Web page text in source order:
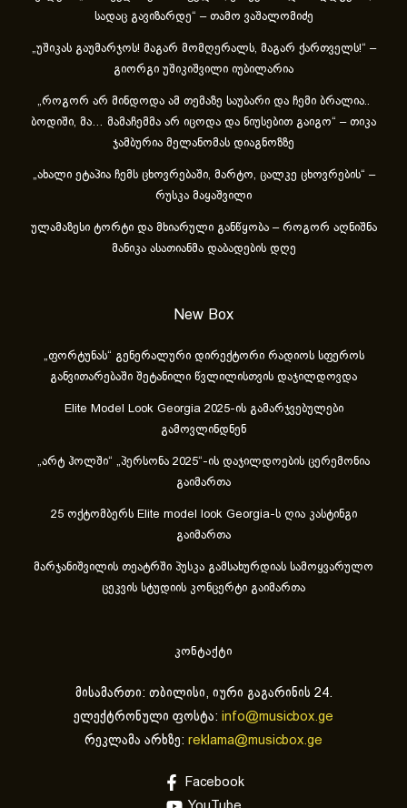
სადაც გავიზარდე“ – თამო ვაშალომიძე
„უშიკას გაუმარჯოს! მაგარ მომღერალს, მაგარ ქართველს!“ –
გიორგი უშიკიშვილი იუბილარია
„როგორ არ მინდოდა ამ თემაზე საუბარი და ჩემი ბრალია..
ბოდიში, მა… მამაჩემმა არ იცოდა და ნიუსებით გაიგო“ – თიკა
ჯამბურია მელანომას დიაგნოზზე
„ახა­ლი ეტა­პია ჩემს ცხოვ­რე­ბა­ში, მარ­ტო, ცალ­კე ცხოვ­რე­ბის“ –
რუსკა მაყაშვილი
ულამაზესი ტორტი და მხიარული განწყობა – როგორ აღნიშნა
მანიკა ასათიანმა დაბადების დღე
New Box
„ფორტუნას“ გენერალური დირექტორი რადიოს სფეროს
განვითარებაში შეტანილი წვლილისთვის დაჯილდოვდა
Elite Model Look Georgia 2025-ის გამარჯვებულები
გამოვლინდნენ
„არტ ჰოლში“ „პერსონა 2025“-ის დაჯილდოების ცერემონია
გაიმართა
25 ოქტომბერს Elite model look Georgia-ს ღია კასტინგი
გაიმართა
მარჯანიშვილის თეატრში პუსკა გამსახურდიას სამოყვარულო
ცეკვის სტუდიის კონცერტი გაიმართა
კონტაქტი
მისამართი: თბილისი, იური გაგარინის 24.
ელექტრონული ფოსტა: info@musicbox.ge
რეკლამა არხზე: reklama@musicbox.ge
Facebook